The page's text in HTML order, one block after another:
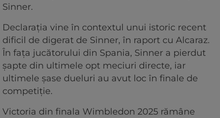
Sinner.
Declarația vine în contextul unui istoric recent
dificil de digerat de Sinner, în raport cu Alcaraz.
În fața jucătorului din Spania, Sinner a pierdut
șapte din ultimele opt meciuri directe, iar
ultimele șase dueluri au avut loc în finale de
competiție.
Victoria din finala Wimbledon 2025 rămâne